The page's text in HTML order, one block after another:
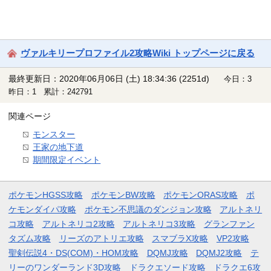
ヴァルキリープロファイル2攻略Wiki トップページに戻る
最終更新日：2020年06月06日 (土) 18:34:36(2251d)
今日：3
昨日：1 累計：242791
関連ページ
モンスター
王家の地下道
期間限定イベント
ポケモンHGSS攻略 ポケモンBW攻略 ポケモンORAS攻略
ポ
ケモンダイパ攻略
ポケモン不思議のダンジョン攻略
アルトネリ
コ攻略
アルトネリコ2攻略 アルトネリコ3攻略
グランファン
タズム攻略
リーズのアトリエ攻略 スマブラX攻略
VP2攻略
聖剣伝説4・DS(COM)・HOM攻略
DQMJ攻略 DQMJ2攻略
テ
リーのワンダーランド3D攻略
ドラクエソード攻略 ドラクエ6攻